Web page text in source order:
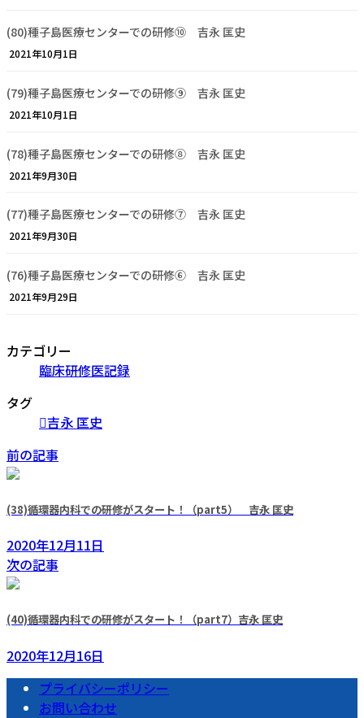
(80)種子島医療センターでの研修⑩ 吉永 匡史
2021年10月1日
(79)種子島医療センターでの研修⑨ 吉永 匡史
2021年10月1日
(78)種子島医療センターでの研修⑧ 吉永 匡史
2021年9月30日
(77)種子島医療センターでの研修⑦ 吉永 匡史
2021年9月30日
(76)種子島医療センターでの研修⑥ 吉永 匡史
2021年9月29日
カテゴリー
臨床研修医記録
タグ
吉永 匡史
前の記事
(38)循環器内科での研修がスタート！（part5） 吉永 匡史
2020年12月11日
次の記事
(40)循環器内科での研修がスタート！（part7）吉永 匡史
2020年12月16日
プライバシーポリシー
お問い合わせ